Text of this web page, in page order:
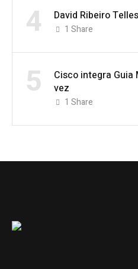
4 David Ribeiro
1 Share
5
Cisco integra
vez
1 Share